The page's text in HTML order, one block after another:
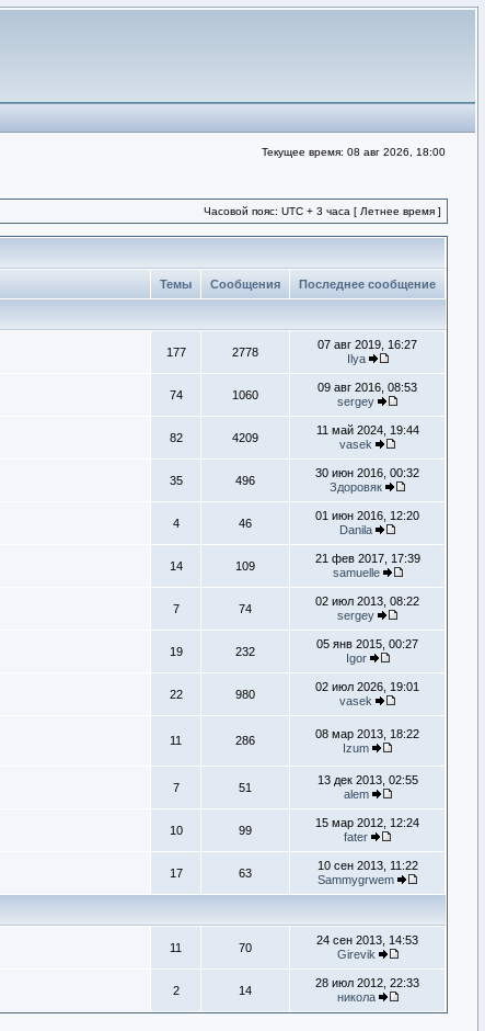
Текущее время: 08 авг 2026, 18:00
Часовой пояс: UTC + 3 часа [ Летнее время ]
Темы Сообщения Последнее сообщение
177 2778
07 авг 2019, 16:27
Ilya
74 1060
09 авг 2016, 08:53
sergey
82 4209
11 май 2024, 19:44
vasek
35 496
30 июн 2016, 00:32
Здоровяк
4 46
01 июн 2016, 12:20
Danila
14 109
21 фев 2017, 17:39
samuelle
7 74
02 июл 2013, 08:22
sergey
19 232
05 янв 2015, 00:27
Igor
22 980
02 июл 2026, 19:01
vasek
11 286
08 мар 2013, 18:22
Izum
7 51
13 дек 2013, 02:55
alem
10 99
15 мар 2012, 12:24
fater
17 63
10 сен 2013, 11:22
Sammygrwem
11 70
24 сен 2013, 14:53
Girevik
2 14
28 июл 2012, 22:33
никола